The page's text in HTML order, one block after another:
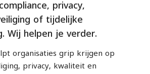
privacy,
of tijdelijke
Wij helpen je verder.
organisaties grip krijgen op
privacy, kwaliteit en